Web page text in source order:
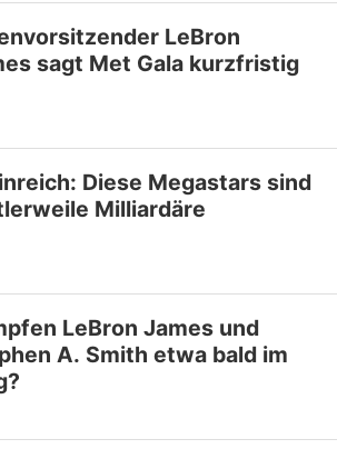
LeBron
sagt Met Gala kurzfristig
Diese Megastars sind
Milliardäre
LeBron James und
A. Smith etwa bald im